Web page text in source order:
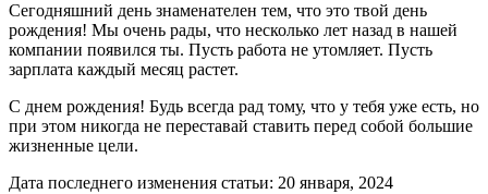
Сегодняшний день знаменателен тем, что это твой день
рождения! Мы очень рады, что несколько лет назад в нашей
компании появился ты. Пусть работа не утомляет. Пусть
зарплата каждый месяц растет.
С днем рождения! Будь всегда рад тому, что у тебя уже есть, но
при этом никогда не переставай ставить перед собой большие
жизненные цели.
Дата последнего изменения статьи: 20 января, 2024